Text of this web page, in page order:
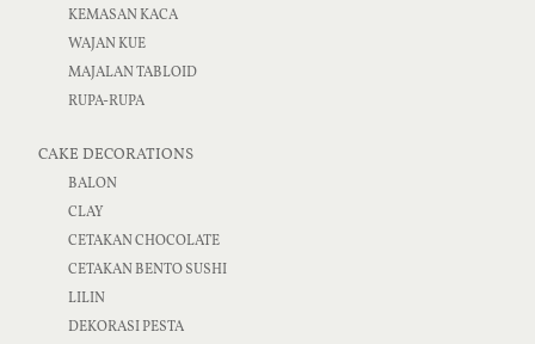
KEMASAN KACA
WAJAN KUE
MAJALAN TABLOID
RUPA-RUPA
CAKE DECORATIONS
BALON
CLAY
CETAKAN CHOCOLATE
CETAKAN BENTO SUSHI
LILIN
DEKORASI PESTA